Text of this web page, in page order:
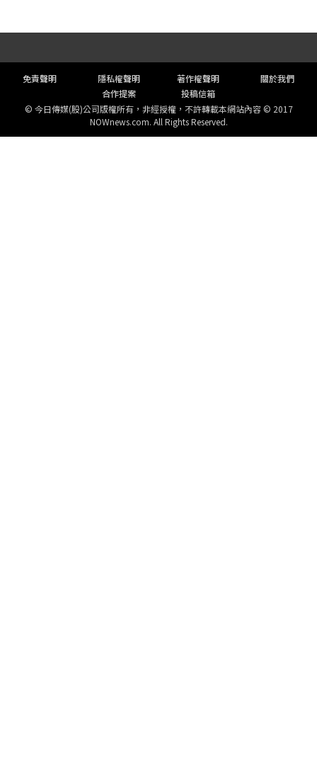
© 今日傳媒(股)公司版權所有，非經授權，不許轉載本網站內容 © 2017
NOWnews.com. All Rights Reserved.
頁尾選單
免責聲明 隱私權聲明 著作權聲明
關於我們
合作提案
投稿信箱